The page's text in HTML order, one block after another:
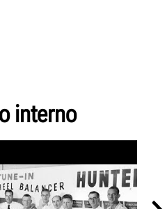
interno